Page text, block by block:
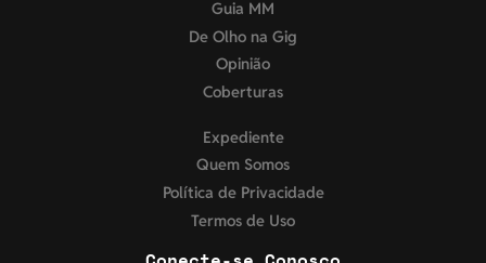
Guia MM
De Olho na Gig
Opinião
Coberturas
Expediente
Quem Somos
Política de Privacidade
Termos de Uso